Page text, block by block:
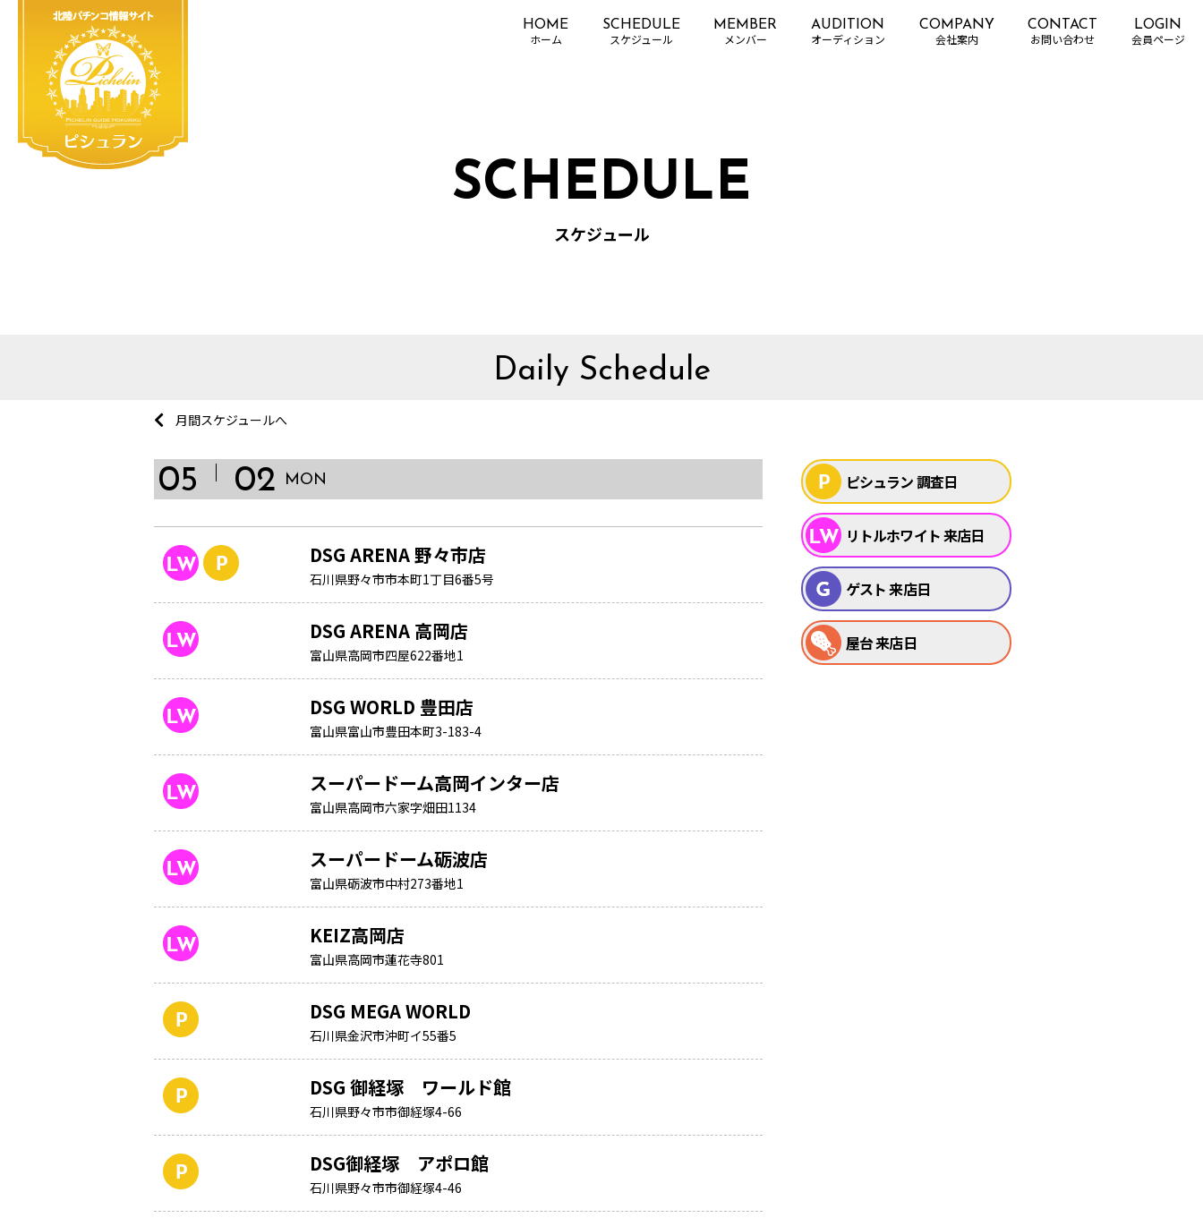
HOME SCHEDULE MEMBER AUDITION COMPANY CONTACT LOGIN
SCHEDULE
スケジュール
Daily Schedule
月間スケジュールへ
05 02 MON
DSG ARENA 野々市店
石川県野々市市本町1丁目6番5号
DSG ARENA 高岡店
富山県高岡市四屋622番地1
DSG WORLD 豊田店
富山県富山市豊田本町3-183-4
スーパードーム高岡インター店
富山県高岡市六家字畑田1134
スーパードーム砺波店
富山県砺波市中村273番地1
KEIZ高岡店
富山県高岡市蓮花寺801
DSG MEGA WORLD
石川県金沢市沖町イ55番5
DSG 御経塚 ワールド館
石川県野々市市御経塚4-66
DSG御経塚 アポロ館
石川県野々市市御経塚4-46
ピシュラン 調査日
リトルホワイト 来店日
ゲスト 来店日
屋台 来店日